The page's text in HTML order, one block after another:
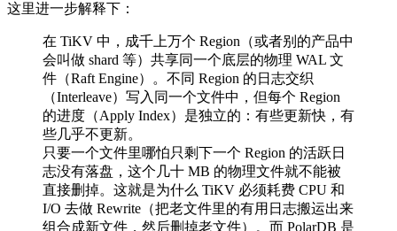
这里进一步解释下：
在 TiKV 中，成千上万个 Region（或者别的产品中
会叫做 shard 等）共享同一个底层的物理 WAL 文
件（Raft Engine）。不同 Region 的日志交织
（Interleave）写入同一个文件中，但每个 Region
的进度（Apply Index）是独立的：有些更新快，有
些几乎不更新。
只要一个文件里哪怕只剩下一个 Region 的活跃日
志没有落盘，这个几十 MB 的物理文件就不能被
直接删掉。这就是为什么 TiKV 必须耗费 CPU 和
I/O 去做 Rewrite（把老文件里的有用日志搬运出来
组合成新文件，然后删掉老文件）。而 PolarDB 是